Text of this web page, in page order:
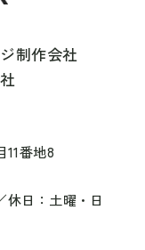
制作会社
11番地8
休日：土曜・日